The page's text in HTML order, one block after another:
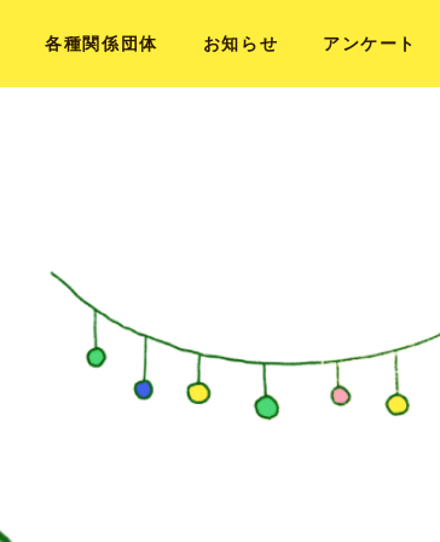
各種関係団体 お知らせ アンケート